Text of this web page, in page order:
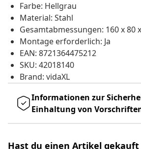
Farbe: Hellgrau
Material: Stahl
Gesamtabmessungen: 160 x 80
Montage erforderlich: Ja
EAN: 8721364475212
SKU: 42018140
Brand: vidaXL
Informationen zur
Einhaltung von
Hast du einen Artikel